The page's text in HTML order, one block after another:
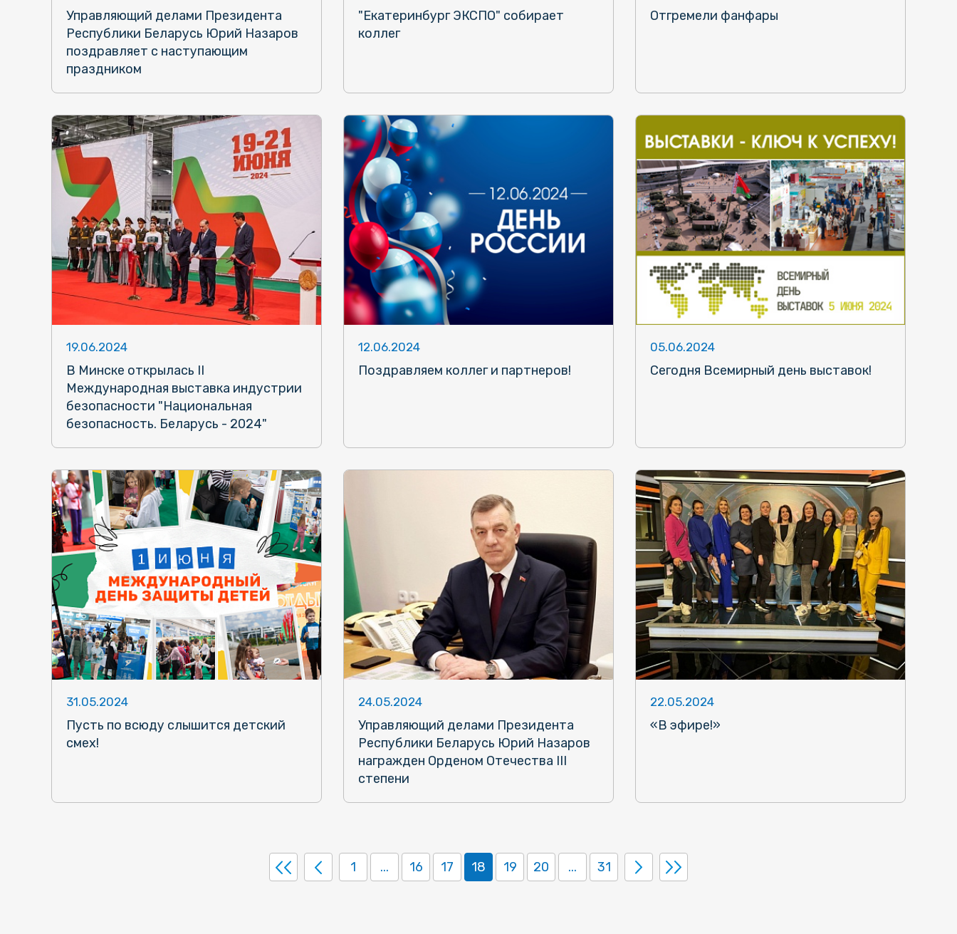
Управляющий делами Президента
Республики Беларусь Юрий Назаров
поздравляет с наступающим
праздником
"Екатеринбург ЭКСПО" собирает
коллег
Отгремели фанфары
19.06.2024
В Минске открылась II
Международная выставка индустрии
безопасности "Национальная
безопасность. Беларусь - 2024"
12.06.2024
Поздравляем коллег и партнеров!
05.06.2024
Сегодня Всемирный день выставок!
31.05.2024
Пусть по всюду слышится детский
смех!
24.05.2024
Управляющий делами Президента
Республики Беларусь Юрий Назаров
награжден Орденом Отечества III
степени
22.05.2024
«В эфире!»
1 ... 16 17 18 19 20 ... 31